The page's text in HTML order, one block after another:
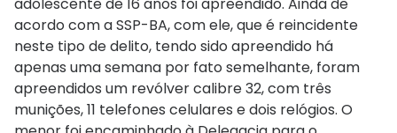
acordo com a SSP-BA, com ele, que é reincidente
neste tipo de delito, tendo sido apreendido há
apenas uma semana por fato semelhante, foram
apreendidos um revólver calibre 32, com três
munições, 11 telefones celulares e dois relógios. O